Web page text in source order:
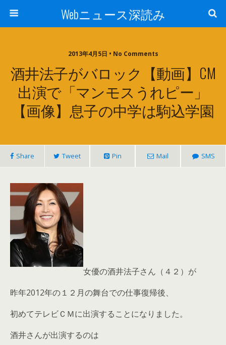
Webニュース深読み
2013年4月5日 • No Comments
酒井法子がバロック【動画】CM
出演で「マンモスうれピー」
【画像】息子の中学は駒込学園
Share Tweet Pin Mail SMS
女優の酒井法子さん（４２）が
昨年2012年の１２月の舞台での仕事復帰後、
初めてテレビＣＭに出演することになりました。
酒井さんが出演するのは